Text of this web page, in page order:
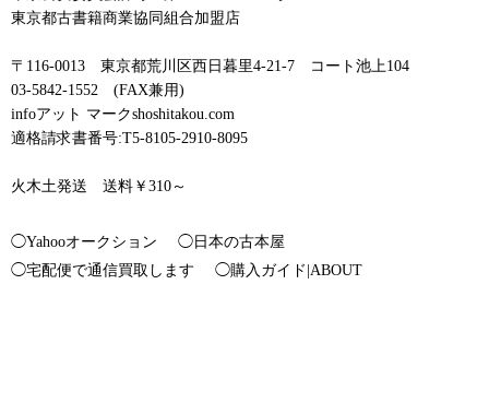
東京都古書籍商業協同組合加盟店
〒116-0013 東京都荒川区西日暮里4-21-7 コート池上104
03-5842-1552 (FAX兼用)
infoアット マークshoshitakou.com
適格請求書番号:T5-8105-2910-8095
火木土発送 送料￥310～
◯Yahooオークション
◯日本の古本屋
◯宅配便で通信買取します
◯購入ガイド|ABOUT